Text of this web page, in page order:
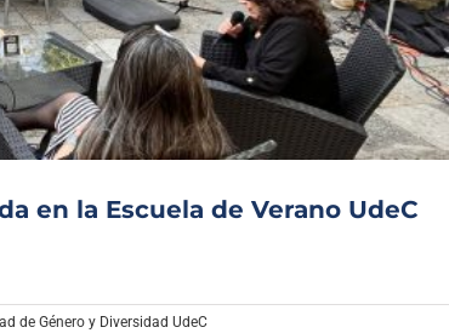
Archivo Sonoro
en la Escuela de Verano UdeC
de Género y Diversidad UdeC